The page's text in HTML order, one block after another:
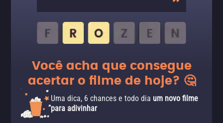
Você acha que consegue
acertar o filme de hoje? 🤔
Uma dica, 6 chances e todo dia um novo filme
para adivinhar